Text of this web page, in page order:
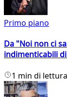
Primo piano
Da "Noi non ci
indimenticabili
1 min di lettura